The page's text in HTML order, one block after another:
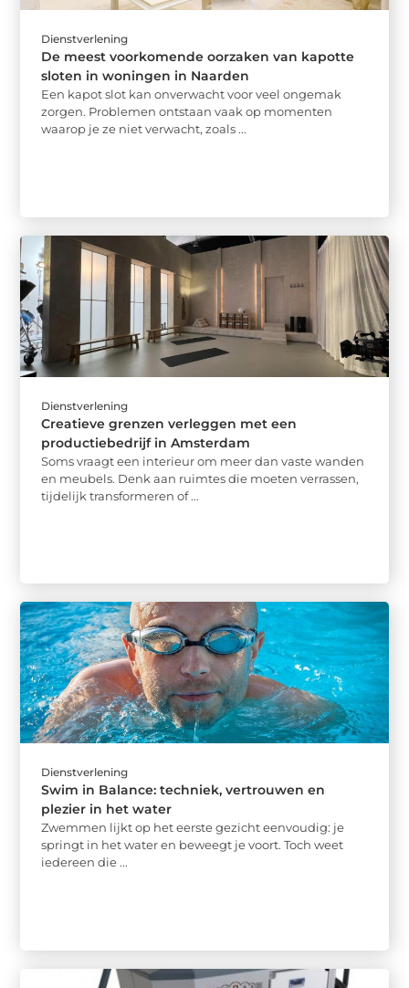
Dienstverlening
De meest voorkomende oorzaken van kapotte
sloten in woningen in Naarden
Een kapot slot kan onverwacht voor veel ongemak
zorgen. Problemen ontstaan vaak op momenten
waarop je ze niet verwacht, zoals ...
Dienstverlening
Creatieve grenzen verleggen met een
productiebedrijf in Amsterdam
Soms vraagt een interieur om meer dan vaste wanden
en meubels. Denk aan ruimtes die moeten verrassen,
tijdelijk transformeren of ...
Dienstverlening
Swim in Balance: techniek, vertrouwen en
plezier in het water
Zwemmen lijkt op het eerste gezicht eenvoudig: je
springt in het water en beweegt je voort. Toch weet
iedereen die ...